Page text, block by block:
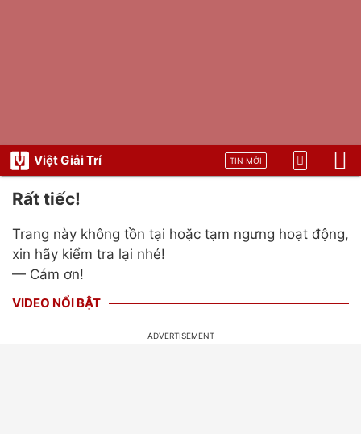
Việt Giải Trí TIN MỚI
Rất tiếc!
Trang này không tồn tại hoặc tạm ngưng hoạt động,
xin hãy kiểm tra lại nhé!
— Cám ơn!
VIDEO NỔI BẬT